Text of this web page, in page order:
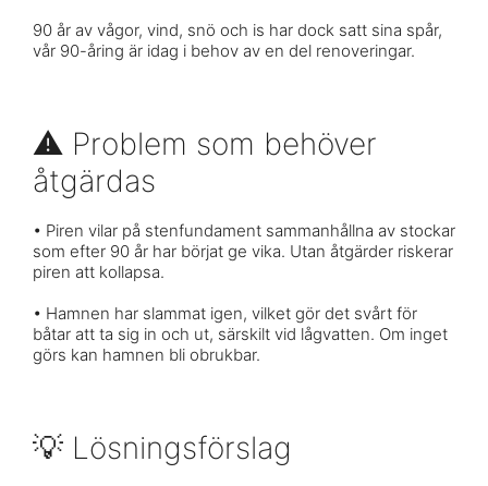
90 år av vågor, vind, snö och is har dock satt sina spår,
vår 90-åring är idag i behov av en del renoveringar.
⚠️ Problem som behöver
åtgärdas
• Piren vilar på stenfundament sammanhållna av stockar
som efter 90 år har börjat ge vika. Utan åtgärder riskerar
piren att kollapsa.
• Hamnen har slammat igen, vilket gör det svårt för
båtar att ta sig in och ut, särskilt vid lågvatten. Om inget
görs kan hamnen bli obrukbar.
💡 Lösningsförslag